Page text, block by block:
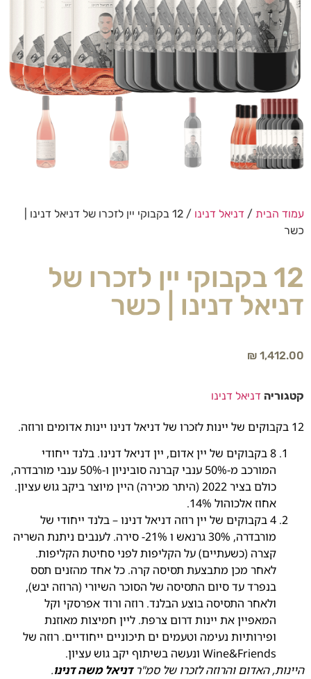
עמוד הבית / דניאל דנינו
/ 12 בקבוקי יין לזכרו של דניאל דנינו |
כשר
12 בקבוקי יין לזכרו של
דניאל דנינו | כשר
₪ 1,412.00
קטגוריה דניאל דנינו
12 בקבוקים של יינות לזכרו של דניאל דנינו יינות אדומים ורוזה.
8 בקבוקים של יין אדום, יין דניאל דנינו. בלנד ייחודי
המורכב מ-50% ענבי קברנה סוביניון ו-50% ענבי מורבדרה,
כולם בציר 2022 (היתר מכירה) היין מיוצר ביקב גוש עציון
.
אחוז אלכוהול 14%.
4 בקבוקים של יין רוזה דניאל דנינו – בלנד ייחודי של
מורבדרה, 30% גרנאש ו 21%- סירה. לענבים ניתנת השריה
קצרה (כשעתיים) על הקליפות לפני סחיטת הקליפות.
לאחר מכן מתבצעת תסיסה קרה. כל אחד מהזנים תסס
בנפרד עד סיום התסיסה של הסוכר השיורי (הרוזה יבש),
ולאחר התסיסה בוצע הבלנד. רוזה ורוד אפרסקי וקל
המאפיין את יינות דרום צרפת. ליין חמיצות מאוזנת
ופירותיות נעימה וטעמים ים תיכוניים ייחודיים. רוזה של
Wine&Friends ונעשה בשיתוף יקב גוש עציון.
היינות, האדום והרוזה לזכרו של סמ"רדניאל משה דנינו.